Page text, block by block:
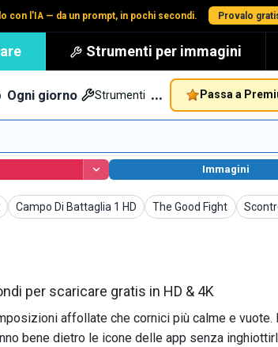
con l'IA — da un prompt, in pochi secondi. Provalo
Strumenti per immagini
Ogni giorno Strumenti … Passa a
Immagini
Campo Di Battaglia 1 HD
Sfondi The Good Fight
Sfondi Sfondi
per scaricare gratis in HD & 4K
affollate che cornici più calme e vuote.
bene dietro le icone delle app senza